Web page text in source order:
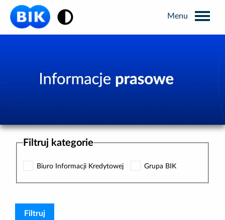
Zmiana kontrastu
Publikacje BIK
Filtruj kategorie
Biuro Informacji Kredytowej Grupa BIK